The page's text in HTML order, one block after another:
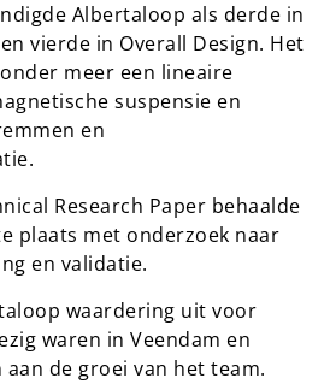
Albertaloop als derde in
vierde in Overall Design. Het
meer een lineaire
suspensie en
en
Research Paper behaalde
plaats met onderzoek naar
en validatie.
waardering uit voor
waren in Veendam en
de groei van het team.